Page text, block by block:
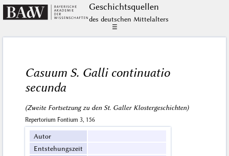
Geschichts­quellen
des deutschen Mittelalters
☰
Casuum S. Galli continuatio
secunda
(Zweite Fortsetzung zu den St. Galler Klostergeschichten)
Repertorium Fontium 3, 156
Autor
Entstehungszeit